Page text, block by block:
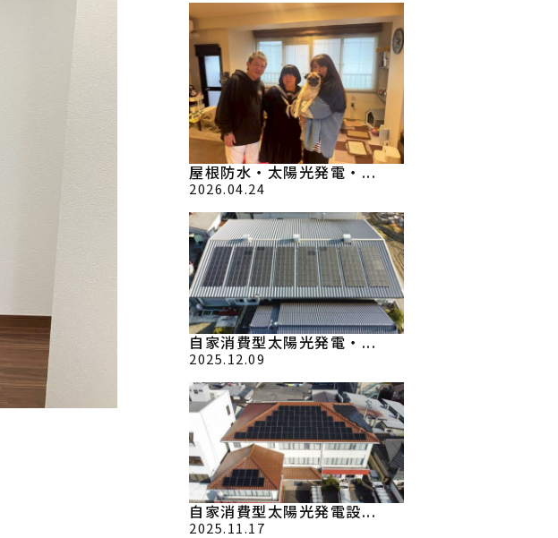
屋根防水・太陽光発電・...
2026.04.24
自家消費型太陽光発電・...
2025.12.09
自家消費型太陽光発電設...
2025.11.17